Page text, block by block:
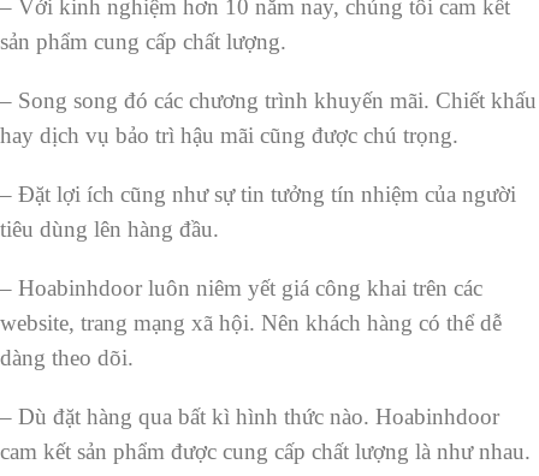
– Với kinh nghiệm hơn 10 năm nay, chúng tôi cam kết
sản phẩm cung cấp chất lượng.
– Song song đó các chương trình khuyến mãi. Chiết khấu
hay dịch vụ bảo trì hậu mãi cũng được chú trọng.
– Đặt lợi ích cũng như sự tin tưởng tín nhiệm của người
tiêu dùng lên hàng đầu.
– Hoabinhdoor luôn niêm yết giá công khai trên các
website, trang mạng xã hội. Nên khách hàng có thể dễ
dàng theo dõi.
– Dù đặt hàng qua bất kì hình thức nào. Hoabinhdoor
cam kết sản phẩm được cung cấp chất lượng là như nhau.